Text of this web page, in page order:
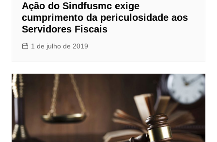
Ação do Sindfusmc exige
cumprimento da periculosidade aos
Servidores Fiscais
1 de julho de 2019